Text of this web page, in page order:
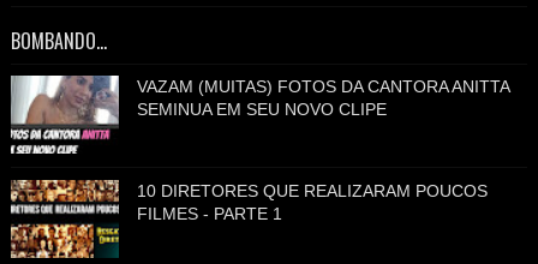
BOMBANDO...
VAZAM (MUITAS) FOTOS DA CANTORA ANITTA
SEMINUA EM SEU NOVO CLIPE
10 DIRETORES QUE REALIZARAM POUCOS
FILMES - PARTE 1